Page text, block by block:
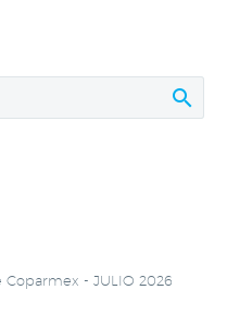
Coparmex - JULIO 2026